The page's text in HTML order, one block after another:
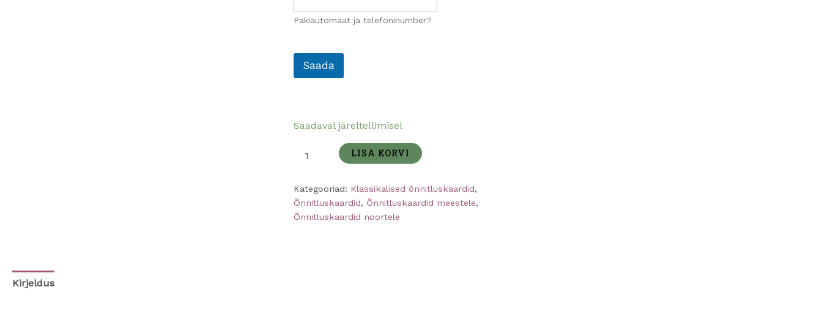
Pakiautomaat ja telefoninumber?
Saada
Saadaval järeltellimisel
LISA KORVI
Kategooriad: Klassikalised õnnitluskaardid,
Õnnitluskaardid, Õnnitluskaardid meestele,
Õnnitluskaardid noortele
Kirjeldus